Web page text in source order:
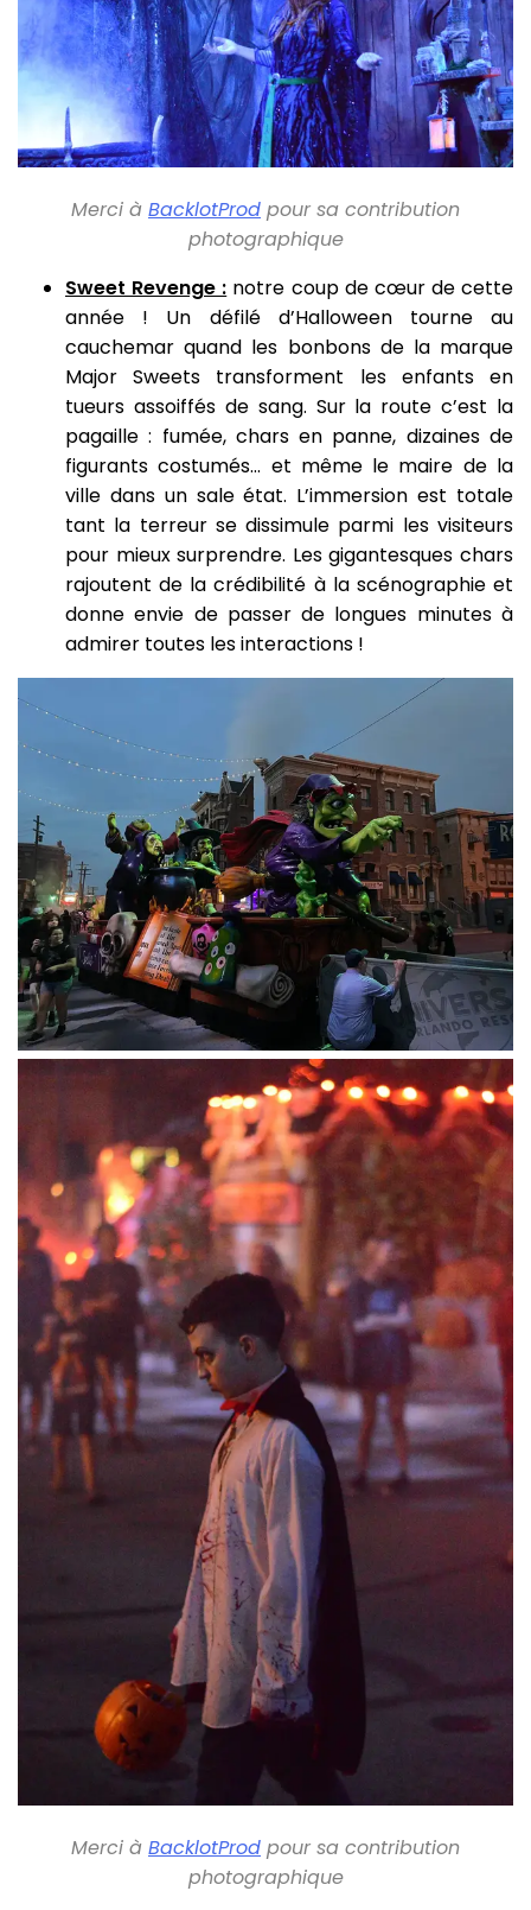
Merci à BacklotProd pour sa contribution
photographique
Sweet Revenge : notre coup de cœur de cette
année ! Un défilé d’Halloween tourne au
cauchemar quand les bonbons de la marque
Major Sweets transforment les enfants en
tueurs assoiffés de sang. Sur la route c’est la
pagaille : fumée, chars en panne, dizaines de
figurants costumés… et même le maire de la
ville dans un sale état. L’immersion est totale
tant la terreur se dissimule parmi les visiteurs
pour mieux surprendre. Les gigantesques chars
rajoutent de la crédibilité à la scénographie et
donne envie de passer de longues minutes à
admirer toutes les interactions !
Merci à BacklotProd pour sa contribution
photographique